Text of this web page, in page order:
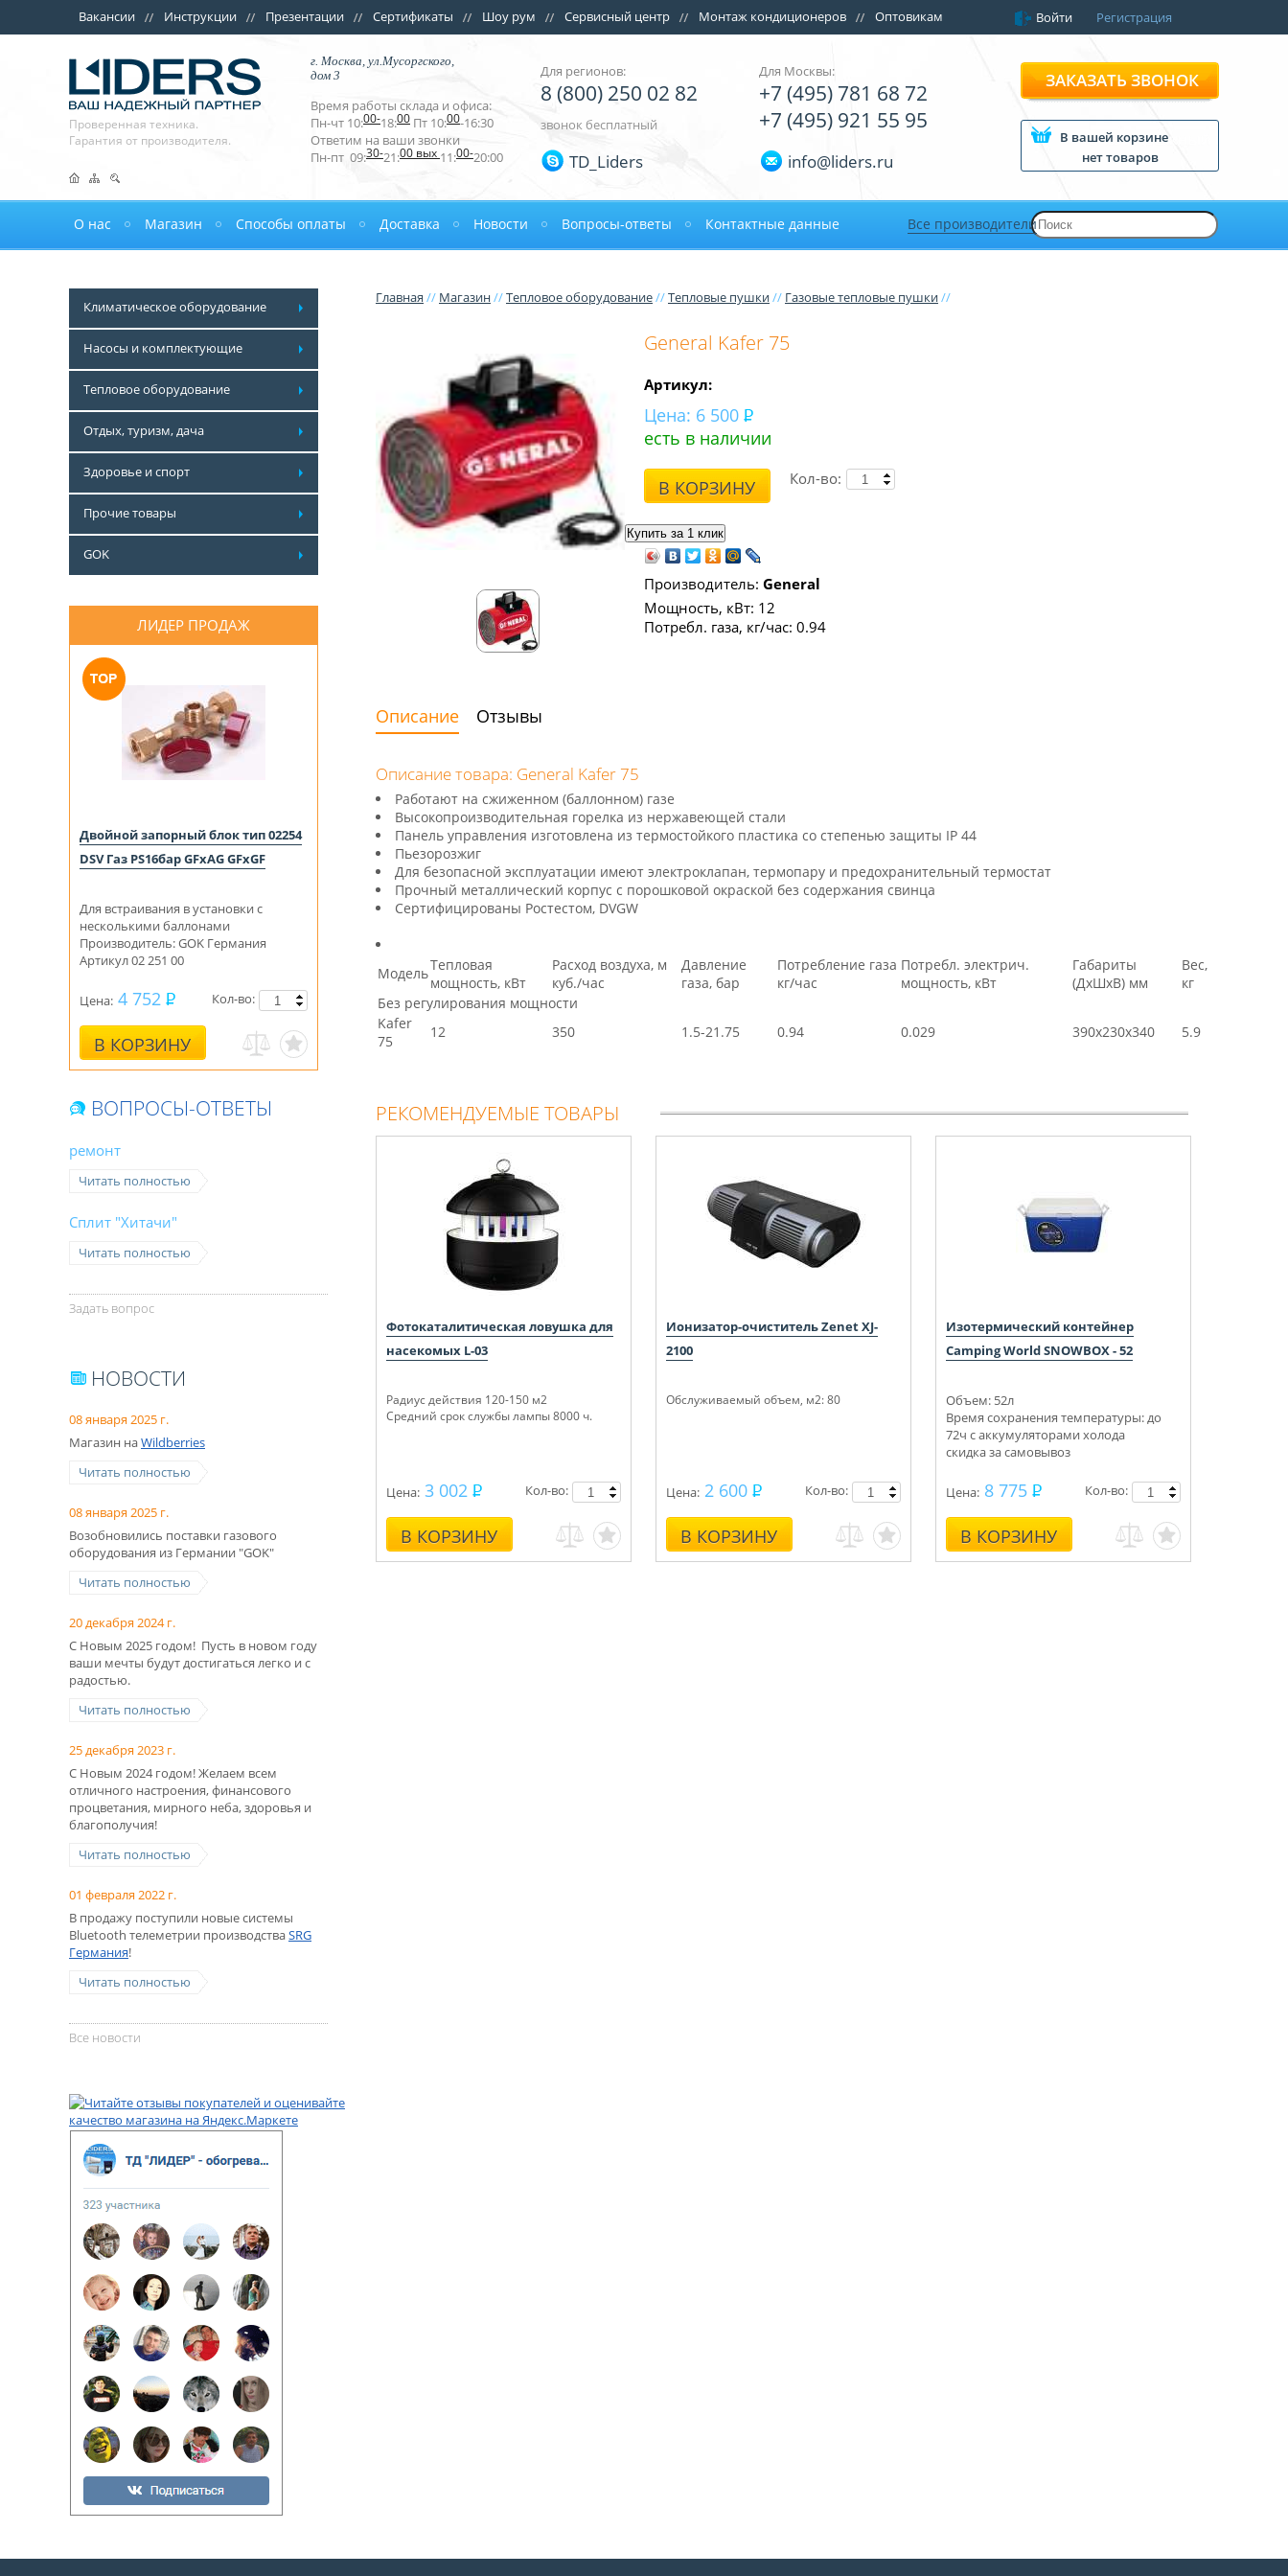
Вакансии Инструкции Презентации Сертификаты Шоу рум Сервисный центр Монтаж кондиционеров Оптовикам Войти Регистрация
Проверенная техника.
Гарантия от производителя.
г. Москва, ул.Мусоргского,
дом 3
Время работы склада и офиса:
Пн-чт 10:00-18:00 Пт 10:00-16:30
Ответим на ваши звонки
Пн-пт 09:30-21:00 вых 11:00-20:00
Для регионов:
8 (800) 250 02 82
звонок бесплатный
TD_Liders
Для Москвы:
+7 (495) 781 68 72
+7 (495) 921 55 95
info@liders.ru
ЗАКАЗАТЬ ЗВОНОК
В вашей корзине
нет товаров
О нас Магазин Способы оплаты Доставка Новости Вопросы-ответы Контактные данные Все производители
Климатическое оборудование
Насосы и комплектующие
Тепловое оборудование
Отдых, туризм, дача
Здоровье и спорт
Прочие товары
GOK
ЛИДЕР ПРОДАЖ
Двойной запорный блок тип 02254
DSV Газ PS16бар GFхAG GFхGF
Для встраивания в установки с
несколькими баллонами
Производитель: GOK Германия
Артикул 02 251 00
Цена: 4 752
В КОРЗИНУ
Кол-во:
ВОПРОСЫ-ОТВЕТЫ
ремонт
Читать полностью
Сплит "Хитачи"
Читать полностью
Задать вопрос
НОВОСТИ
08 января 2025 г.
Магазин наWildberries
Читать полностью
08 января 2025 г.
Возобновились поставки газового
оборудования из Германии "GOK"
Читать полностью
20 декабря 2024 г.
С Новым 2025 годом! Пусть в новом году
ваши мечты будут достигаться легко и с
радостью.
Читать полностью
25 декабря 2023 г.
С Новым 2024 годом! Желаем всем
отличного настроения, финансового
процветания, мирного неба, здоровья и
благополучия!
Читать полностью
01 февраля 2022 г.
В продажу поступили новые системы
Bluetooth телеметрии производстваSRG
Германия!
Читать полностью
Все новости
Главная // Магазин//Тепловое оборудование//Тепловые пушки// Газовые тепловые пушки//
General Kafer 75
Артикул:
Цена: 6 500
есть в наличии
В КОРЗИНУ Кол-во:
Производитель: General
Мощность, кВт: 12
Потребл. газа, кг/час: 0.94
Описание Отзывы
Описание товара: General Kafer 75
Работают на сжиженном (баллонном) газе
Высокопроизводительная горелка из нержавеющей стали
Панель управления изготовлена из термостойкого пластика со степенью защиты IP 44
Пьезорозжиг
Для безопасной эксплуатации имеют электроклапан, термопару и предохранительный термостат
Прочный металлический корпус с порошковой окраской без содержания свинца
Сертифицированы Ростестом, DVGW
МодельТепловая
мощность, кВт
Расход воздуха, м
куб./час
Давление
газа, бар
Потребление газа
кг/час
Потребл. электрич.
мощность, кВт
Габариты
(ДхШхВ) мм
Вес,
кг
Без регулирования мощности
Kafer
75
12 350 1.5-21.75 0.94 0.029 390х230х340 5.9
РЕКОМЕНДУЕМЫЕ ТОВАРЫ
Фотокаталитическая ловушка для
насекомых L-03
Радиус действия 120-150 м2
Средний срок службы лампы 8000 ч.
Цена: 3 002
В КОРЗИНУ
Кол-во:
Ионизатор-очиститель Zenet XJ-
2100
Обслуживаемый объем, м2: 80
Цена: 2 600
В КОРЗИНУ
Кол-во:
Изотермический контейнер
Camping World SNOWBOX - 52
Объем: 52л
Время сохранения температуры: до
72ч с аккумуляторами холода
скидка за самовывоз
Цена: 8 775
В КОРЗИНУ
Кол-во: